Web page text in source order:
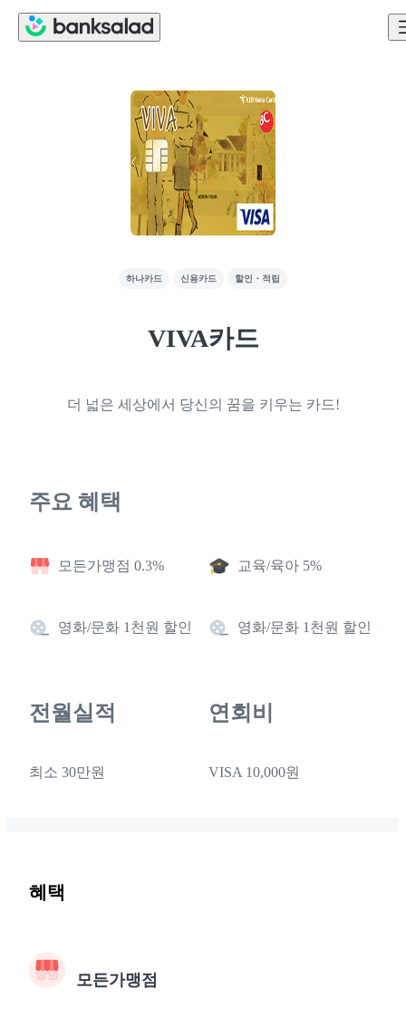
하나카드 신용카드 할인・적립
VIVA카드
더 넓은 세상에서 당신의 꿈을 키우는 카드!
주요 혜택
모든가맹점 0.3% 교육/육아 5%
영화/문화 1천원 할인 영화/문화 1천원 할인
전월실적
최소 30만원
연회비
VISA 10,000원
혜택
모든가맹점